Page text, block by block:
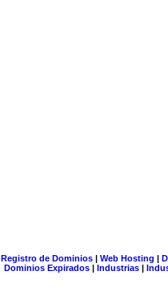
Registro de Dominios| Web Hosting |
Dominios Expirados | Industrias |